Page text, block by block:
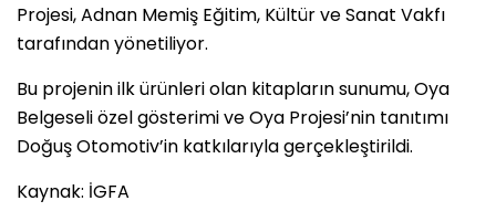
Projesi, Adnan Memiş Eğitim, Kültür ve Sanat Vakfı
tarafından yönetiliyor.
Bu projenin ilk ürünleri olan kitapların sunumu, Oya
Belgeseli özel gösterimi ve Oya Projesi’nin tanıtımı
Doğuş Otomotiv’in katkılarıyla gerçekleştirildi.
Kaynak: İGFA